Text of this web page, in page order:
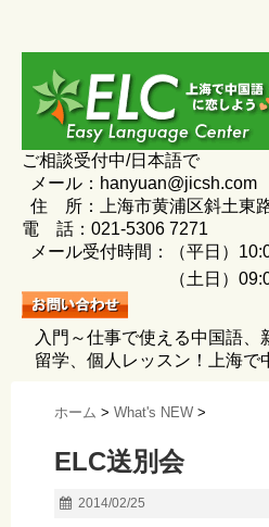
ご相談受付中/日本語で
メール：hanyuan@jicsh.com
住 所：上海市黄浦区斜土東
電 話：021-5306 7271
メール受付時間：（平日）
（土日）09:00-
入門～仕事で使える中国語、
留学、個人レッスン！上海で
ホーム > What's NEW >
ELC送別会
2014/02/25